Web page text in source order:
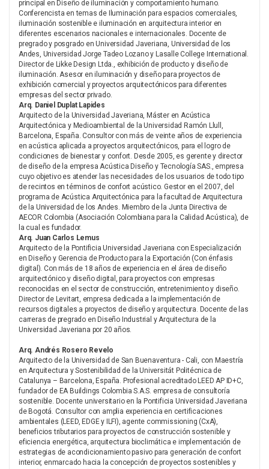
principal en Diseño de iluminación y comportamiento humano.
Conferencista en temas de Iluminación para espacios comerciales,
iluminación sostenible e iluminación en arquitectura interior en
diferentes escenarios nacionales e internacionales. Docente de
pregrado y posgrado en Universidad Javeriana, Universidad de los
Andes, Universidad Jorge Tadeo Lozano y Lasalle College International.
Director de Likke Design Ltda., exhibición de producto y diseño de
iluminación. Asesor en iluminación y diseño para proyectos de
exhibición comercial y proyectos arquitectónicos para diferentes
empresas del sector privado.
Arq. Daniel Duplat Lapides
Arquitecto de la Universidad Javeriana, Máster en Acústica
Arquitectónica y Medioambiental de la Universidad Ramón Llull,
Barcelona, España. Consultor con más de veinte años de experiencia
en acústica aplicada a proyectos arquitectónicos, para el logro de
condiciones de bienestar y confort. Desde 2005, es gerente y director
de diseño de la empresa Acústica Diseño y Tecnología SAS., empresa
cuyo objetivo es atender las necesidades de los usuarios de todo tipo
de recintos en términos de confort acústico. Gestor en el 2007, del
programa de Acústica Arquitectónica para la facultad de Arquitectura
de la Universidad de los Andes. Miembro de la Junta Directiva de
AECOR Colombia (Asociación Colombiana para la Calidad Acústica), de
la cual es fundador.
Arq. Juan Carlos Lemus
Arquitecto de la Pontificia Universidad Javeriana con Especialización
en Diseño y Gerencia de Producto para la Exportación (Con énfasis
digital). Con más de 18 años de experiencia en el área de diseño
arquitectónico y diseño digital, para proyectos con empresas
reconocidas en el sector de construcción, entretenimiento y diseño.
Director de Levitart, empresa dedicada a la implementación de
recursos digitales a proyectos de diseño y arquitectura. Docente de las
carreras de pregrado en Diseño Industrial y Arquitectura de la
Universidad Javeriana por 20 años.
Arq. Andrés Rosero Revelo
Arquitecto de la Universidad de San Buenaventura - Cali, con Maestría
en Arquitectura y Sostenibilidad de la Universitát Politécnica de
Catalunya – Barcelona, España. Profesional acreditado LEED AP ID+C,
fundador de EA Buildings Colombia S.A.S. empresa de consultoría
sostenible. Docente universitario en la Pontificia Universidad Javeriana
de Bogotá. Consultor con amplia experiencia en certificaciones
ambientales (LEED, EDGE y ILFI), agente commissioning (CxA),
beneficios tributarios para proyectos de construcción sostenible y
eficiencia energética, arquitectura bioclimática e implementación de
estrategias de acondicionamiento pasivo para generación de confort
interior, enmarcado hacia la concepción de proyectos sostenibles y